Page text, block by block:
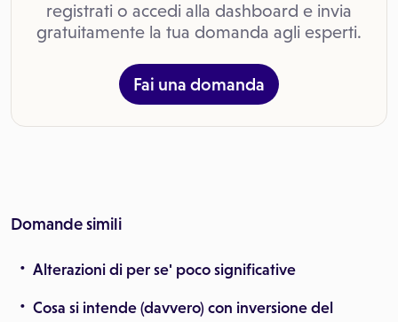
registrati o accedi alla dashboard e invia
gratuitamente la tua domanda agli esperti.
Fai una domanda
Domande simili
Alterazioni di per se' poco significative
Cosa si intende (davvero) con inversione del